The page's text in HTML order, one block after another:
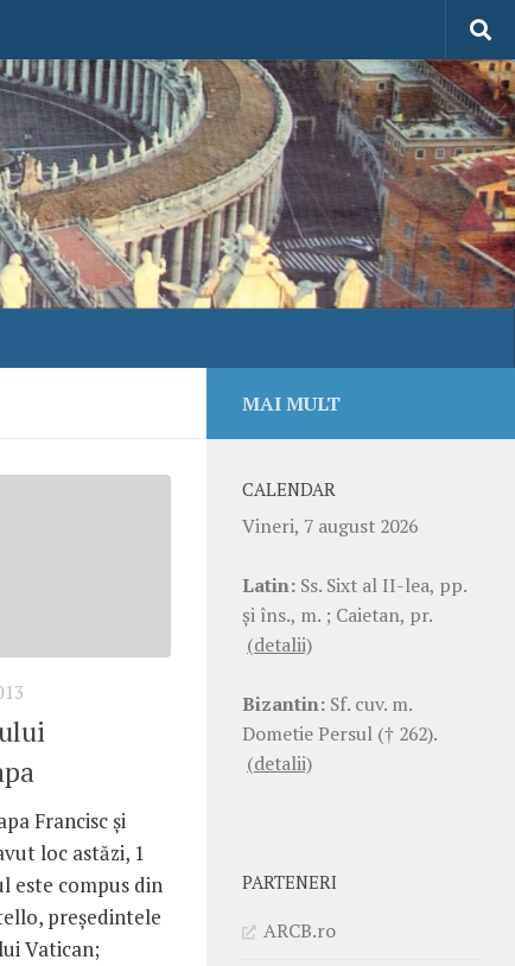
Francisc şi
loc astăzi, 1
este compus din
preşedintele
Vatican;
MAI MULT
CALENDAR
Vineri, 7 august 2026
Latin: Ss. Sixt al II-lea, pp.
şi îns., m. ; Caietan, pr.
(detalii)
Bizantin: Sf. cuv. m.
Dometie Persul († 262).
(detalii)
PARTENERI
ARCB.ro